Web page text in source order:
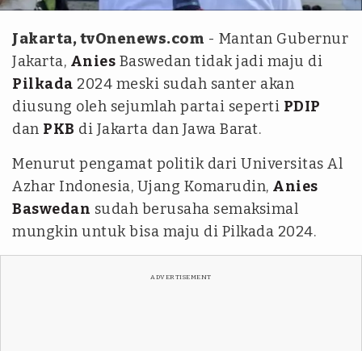
Jakarta, tvOnenews.com - Mantan Gubernur
Jakarta, Anies Baswedan tidak jadi maju di
Pilkada 2024 meski sudah santer akan
diusung oleh sejumlah partai seperti PDIP
dan PKB di Jakarta dan Jawa Barat.
Menurut pengamat politik dari Universitas Al
Azhar Indonesia, Ujang Komarudin, Anies
Baswedan sudah berusaha semaksimal
mungkin untuk bisa maju di Pilkada 2024.
ADVERTISEMENT